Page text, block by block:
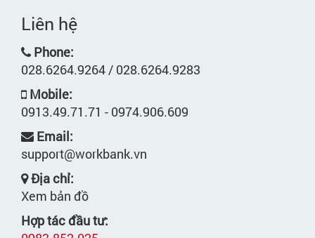
Liên hệ
Phone:
028.6264.9264 / 028.6264.9283
Mobile:
0913.49.71.71 - 0974.906.609
Email:
support@workbank.vn
Địa chỉ:
Xem bản đồ
Hợp tác đầu tư: